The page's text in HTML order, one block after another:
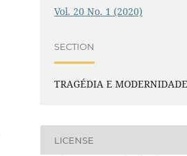
Vol. 20 No. 1 (2020)
SECTION
TRAGÉDIA E
LICENSE